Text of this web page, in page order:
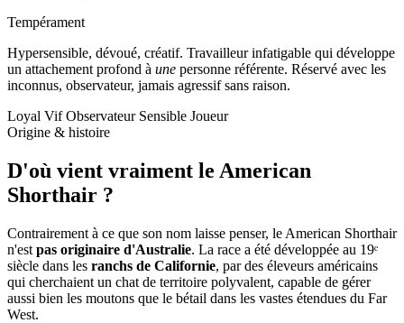
Tempérament
Hypersensible, dévoué, créatif. Travailleur infatigable qui développe
un attachement profond à une personne référente. Réservé avec les
inconnus, observateur, jamais agressif sans raison.
Loyal Vif Observateur Sensible Joueur
Origine & histoire
D'où vient vraiment le American
Shorthair ?
Contrairement à ce que son nom laisse penser, le American Shorthair
n'est pas originaire d'Australie. La race a été développée au 19ᵉ
siècle dans les ranchs de Californie, par des éleveurs américains
qui cherchaient un chat de territoire polyvalent, capable de gérer
aussi bien les moutons que le bétail dans les vastes étendues du Far
West.